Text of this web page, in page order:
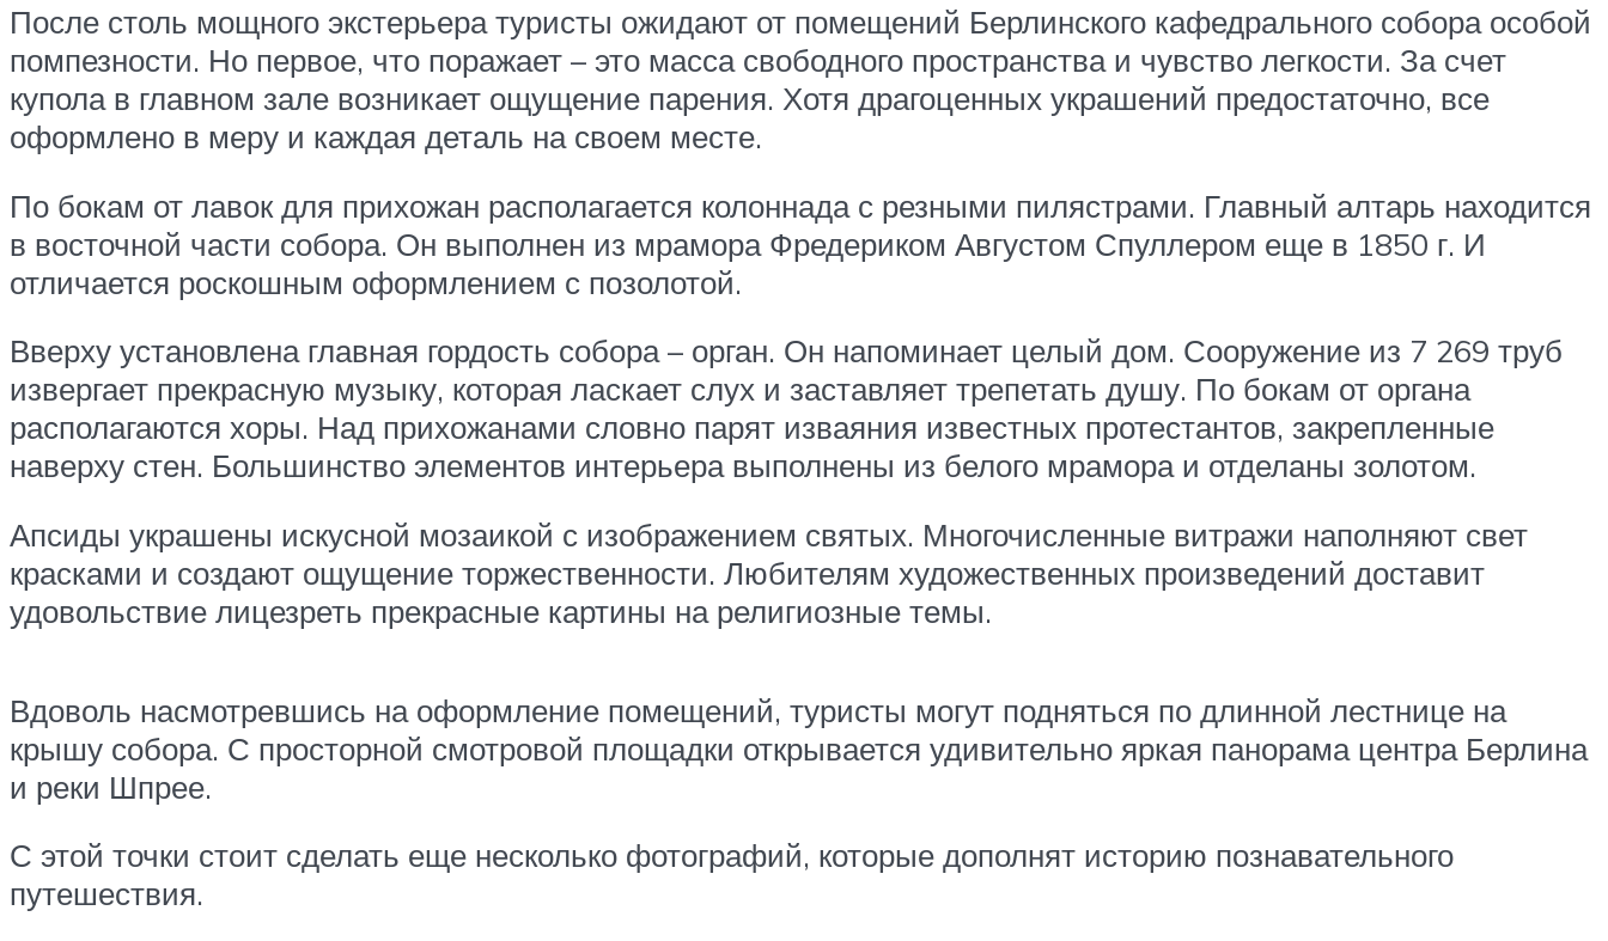
После столь мощного экстерьера туристы ожидают от помещений Берлинского кафедрального собора особой
помпезности. Но первое, что поражает – это масса свободного пространства и чувство легкости. За счет
купола в главном зале возникает ощущение парения. Хотя драгоценных украшений предостаточно, все
оформлено в меру и каждая деталь на своем месте.
По бокам от лавок для прихожан располагается колоннада с резными пилястрами. Главный алтарь находится
в восточной части собора. Он выполнен из мрамора Фредериком Августом Спуллером еще в 1850 г. И
отличается роскошным оформлением с позолотой.
Вверху установлена главная гордость собора – орган. Он напоминает целый дом. Сооружение из 7 269 труб
извергает прекрасную музыку, которая ласкает слух и заставляет трепетать душу. По бокам от органа
располагаются хоры. Над прихожанами словно парят изваяния известных протестантов, закрепленные
наверху стен. Большинство элементов интерьера выполнены из белого мрамора и отделаны золотом.
Апсиды украшены искусной мозаикой с изображением святых. Многочисленные витражи наполняют свет
красками и создают ощущение торжественности. Любителям художественных произведений доставит
удовольствие лицезреть прекрасные картины на религиозные темы.
Вдоволь насмотревшись на оформление помещений, туристы могут подняться по длинной лестнице на
крышу собора. С просторной смотровой площадки открывается удивительно яркая панорама центра Берлина
и реки Шпрее.
С этой точки стоит сделать еще несколько фотографий, которые дополнят историю познавательного
путешествия.